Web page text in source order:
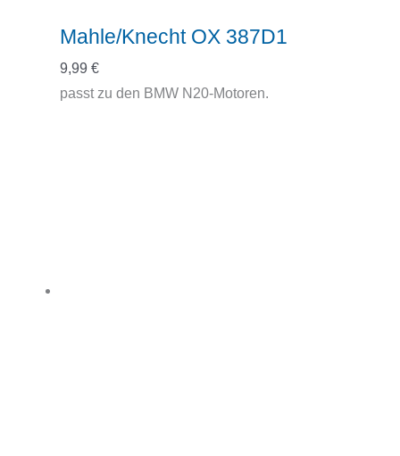
Mahle/Knecht OX 387D1
9,99 €
passt zu den BMW N20-Motoren.